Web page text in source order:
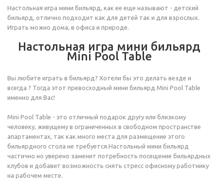
Настольная игра мини бильярд, как ее еще называют - детский
бильярд, отлично подходит как для детей так и для взрослых.
Играть можно дома, в офиса и природе.
Настольная игра мини бильярд
Mini Pool Table
Вы любите играть в бильярд? Хотели бы это делать везде и
всегда ? Тогда этот превосходный мини бильярд Mini Pool Table
именно для Вас!
Mini Pool Table - это отличный подарок другу или близкому
человеку, живущему в ограниченных в свободном пространстве
апартаментах, так как много места для размещение этого
бильярдного стола не требуется.Настольный мини бильярд
частично но уверено заменит потребность посещение бильярдных
клубов и добавит возможность снять стресс офисному работнику
на рабочем месте.